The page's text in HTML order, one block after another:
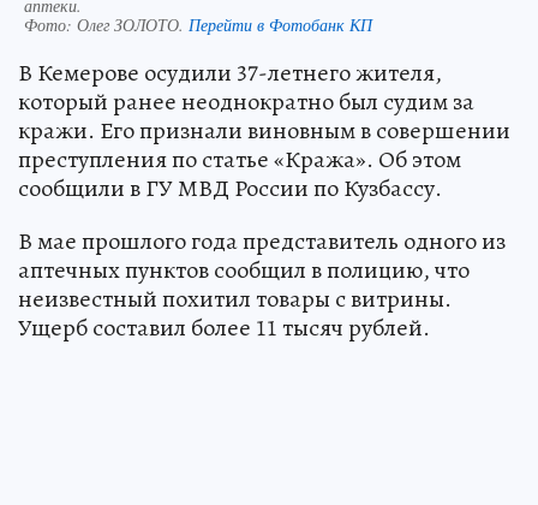
аптеки.
Фото: Олег ЗОЛОТО. Перейти в Фотобанк КП
В Кемерове осудили 37-летнего жителя,
который ранее неоднократно был судим за
кражи. Его признали виновным в совершении
преступления по статье «Кража». Об этом
сообщили в ГУ МВД России по Кузбассу.
В мае прошлого года представитель одного из
аптечных пунктов сообщил в полицию, что
неизвестный похитил товары с витрины.
Ущерб составил более 11 тысяч рублей.